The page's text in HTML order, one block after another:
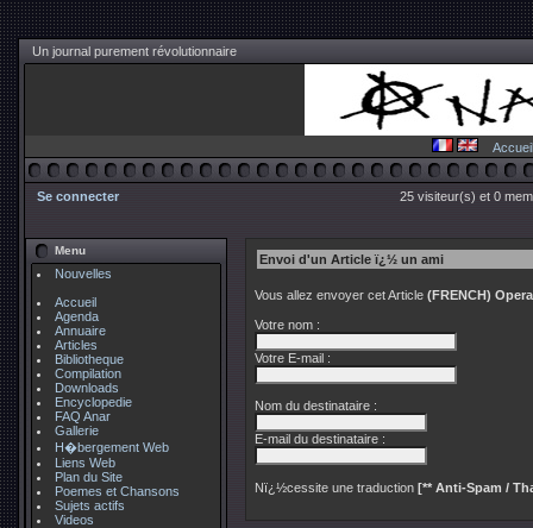
Un journal purement révolutionnaire
Accueil
Se connecter 25 visiteur(s) et 0
Menu
Nouvelles
Accueil
Agenda
Annuaire
Articles
Bibliotheque
Compilation
Downloads
Encyclopedie
FAQ Anar
Gallerie
H�bergement Web
Liens Web
Plan du Site
Poemes et Chansons
Sujets actifs
Videos
Envoi d'un Article ï¿½ un ami
Vous allez envoyer cet Article (FRENCH)
Votre nom :
Votre E-mail :
Nom du destinataire :
E-mail du destinataire :
Nï¿½cessite une traduction [** Anti-Spam /